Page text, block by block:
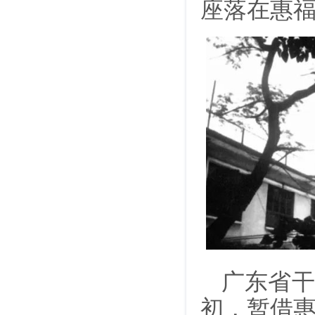
座落在惠
广东省
初，暂借